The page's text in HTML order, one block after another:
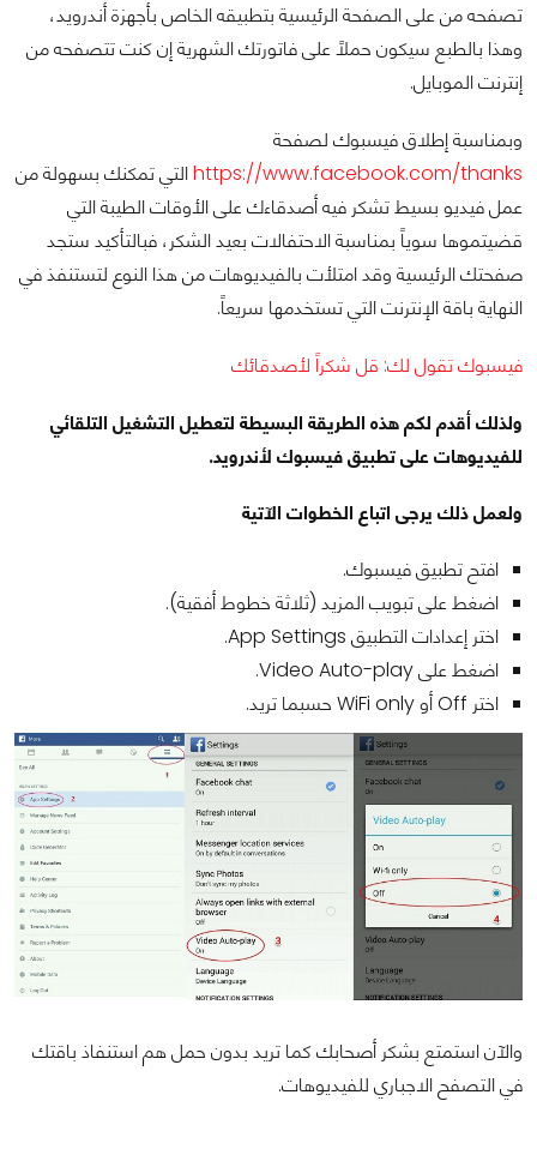
تصفحه من على الصفحة الرئيسية بتطبيقه الخاص بأجهزة أندرويد،
وهذا بالطبع سيكون حملاً على فاتورتك الشهرية إن كنت تتصفحه من
إنترنت الموبايل.
وبمناسبة إطلاق فيسبوك لصفحة
https://www.facebook.com/thanksالتي تمكنك بسهولة من
عمل فيديو بسيط تشكر فيه أصدقاءك على الأوقات الطيبة التي
قضيتموها سوياً بمناسبة الاحتفالات بعيد الشكر، فبالتأكيد ستجد
صفحتك الرئيسية وقد امتلأت بالفيديوهات من هذا النوع لتستنفذ في
النهاية باقة الإنترنت التي تستخدمها سريعاً.
فيسبوك تقول لك: قل شكراً لأصدقائك
ولذلك أقدم لكم هذه الطريقة البسيطة لتعطيل التشغيل التلقائي
للفيديوهات على تطبيق فيسبوك لأندرويد.
ولعمل ذلك يرجى اتباع الخطوات الآتية
افتح تطبيق فيسبوك.
اضغط على تبويب المزيد (ثلاثة خطوط أفقية).
اختر إعدادات التطبيق App Settings.
اضغط على Video Auto-play.
اختر Off أو WiFi only حسبما تريد.
والآن استمتع بشكر أصحابك كما تريد بدون حمل هم استنفاذ باقتك
في التصفح الاجباري للفيديوهات.